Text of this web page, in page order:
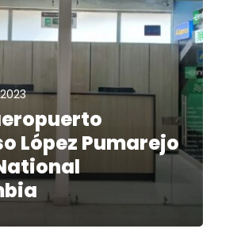
López Pumarejo
2023